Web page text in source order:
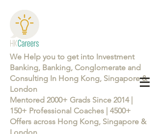
We Help you to get into Investment
Banking, Banking, Conglomerate and
Consulting In Hong Kong, Singapore &
London
Mentored 2000+ Grads Since 2014 |
150+ Professional Coaches | 4500+
Offers across Hong Kong, Singapore &